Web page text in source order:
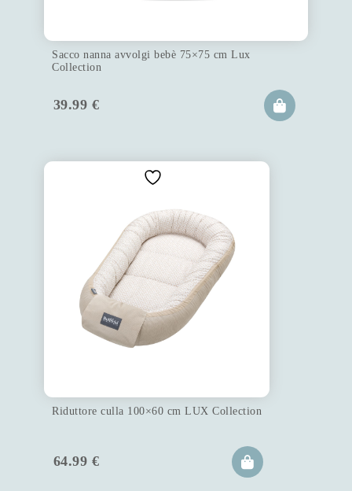
Sacco nanna avvolgi bebè 75×75 cm Lux
Collection
39.99 €
Riduttore culla 100×60 cm LUX Collection
64.99 €